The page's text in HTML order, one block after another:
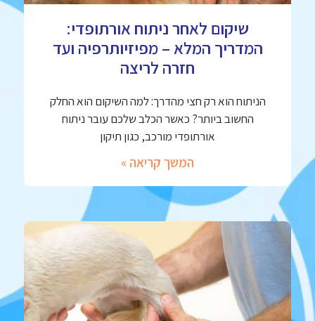
שיקום לאחר ניתוח אורתופדי:
המדריך המלא – מפיזיותרפיה ועד
חזרה לריצה
הניתוח הוא רק חצי מהדרך: למה השיקום הוא החלק
החשוב ביותר? כאשר הכלב שלכם עובר ניתוח
אורתופדי מורכב, כגון תיקון
המשך קריאה »